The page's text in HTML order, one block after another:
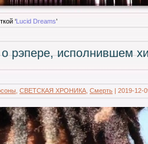
‘Lucid Dreams’
рэпере, исполнившем
СВЕТСКАЯ ХРОНИКА Смерть | 2019-12-